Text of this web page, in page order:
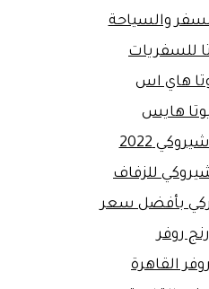
والسياحة
للسفريات
هاي اس
هايس
2022
للزفاف
بأفضل سعر
روفر
القاهرة